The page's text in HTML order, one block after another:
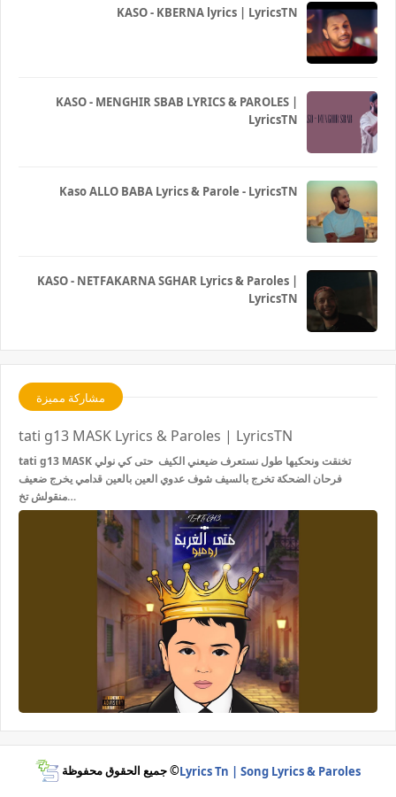
KASO - KBERNA lyrics | LyricsTN
KASO - MENGHIR SBAB LYRICS & PAROLES |
LyricsTN
Kaso ALLO BABA Lyrics & Parole - LyricsTN
KASO - NETFAKARNA SGHAR Lyrics & Paroles |
LyricsTN
مشاركة مميزة
tati g13 MASK Lyrics & Paroles | LyricsTN
tati g13 MASK تخنقت ونحكيها طول نستعرف ضيعني الكيف حتى كي نولي
فرحان الضحكة تخرج بالسيف شوف عدوي العين بالعين قدامي يخرج ضعيف
منقولش تخ…
جميع الحقوق محفوظة ©Lyrics Tn | Song Lyrics & Paroles